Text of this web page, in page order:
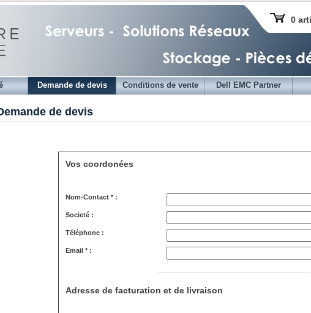
0
Demande de devis Conditions de vente Dell EMC Partner
de devis
Vos coordonées
Nom-Contact * :
Societé :
Téléphone :
Email * :
Adresse de facturation et de livraison